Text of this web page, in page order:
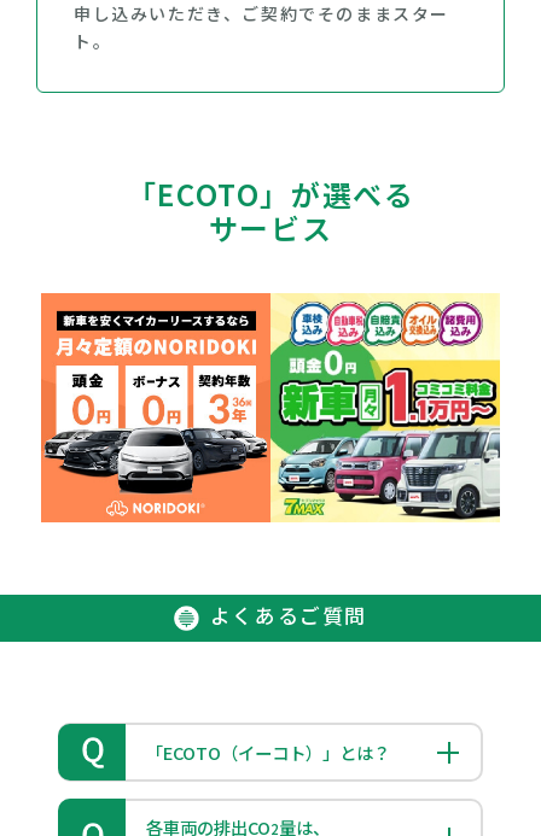
申し込みいただき、ご契約でそのままスター
ト。
「ECOTO」が選べる
サービス
よくあるご質問
「ECOTO（イーコト）」とは？
各車両の排出CO2量は、